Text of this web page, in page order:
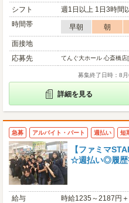
シフト
週1日以上 1日3時間
時間帯
早朝 朝
面接地
応募先
てんぐ大ホール 心斎橋店
募集終了日時：8月
詳細を見る
急募 アルバイト・パート 週払い 短
【ファミマ
☆週払い◎履歴
給与
時給1235～2187円